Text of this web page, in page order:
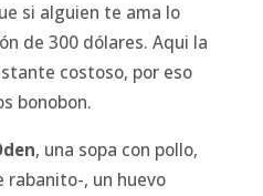
si alguien te ama lo
de 300 dólares. Aqui la
costoso, por eso
bonobon.
, una sopa con pollo,
rabanito-, un huevo